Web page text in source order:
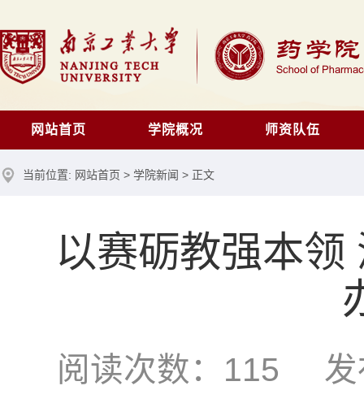
网站首页 学院概况 师资队伍
当前位置: 网站首页 > 学院新闻 > 正文
以赛砺教强本
阅读次数： 115 发